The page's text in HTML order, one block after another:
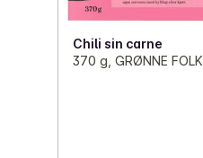
Chili sin carne
370 g, GRØNNE FOLK